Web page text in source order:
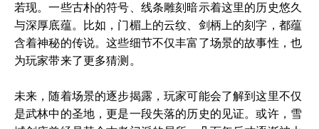
若现。一些古朴的符号、线条雕刻暗示着这里的历史悠久
与深厚底蕴。比如，门楣上的云纹、剑柄上的刻字，都蕴
含着神秘的传说。这些细节不仅丰富了场景的故事性，也
为玩家带来了更多猜测。
未来，随着场景的逐步揭露，玩家可能会了解到这里不仅
是武林中的圣地，更是一段失落的历史的见证。或许，雪